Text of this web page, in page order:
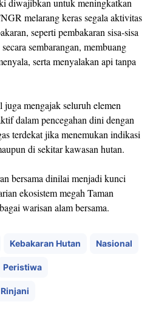
diwajibkan untuk meningkatkan
melarang keras segala aktivitas
seperti pembakaran sisa-sisa
sembarangan, membuang
serta menyalakan api tanpa
mengajak seluruh elemen
dalam pencegahan dini dengan
terdekat jika menemukan indikasi
di sekitar kawasan hutan.
bersama dinilai menjadi kunci
ekosistem megah Taman
warisan alam bersama.
Kebakaran Hutan Nasional
Peristiwa